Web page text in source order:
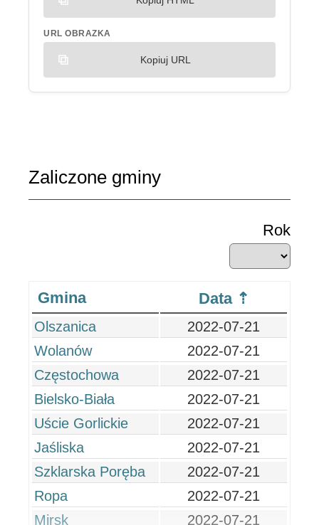
URL OBRAZKA
Kopiuj URL
Zaliczone gminy
Rok
Gmina Data
Olszanica
2022-07-21
Wolanów
2022-07-21
Częstochowa
2022-07-21
Bielsko-Biała
2022-07-21
Uście Gorlickie
2022-07-21
Jaśliska
2022-07-21
Szklarska Poręba
2022-07-21
Ropa
2022-07-21
Mirsk
2022-07-21